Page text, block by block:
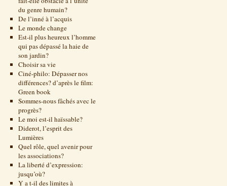
du genre humain?
De l’inné à l’acquis
Le monde change
Est-il plus heureux l’homme
qui pas dépassé la haie de
son jardin?
Choisir sa vie
Ciné-philo: Dépasser nos
différences? d’après le film:
Green book
Sommes-nous fâchés avec le
progrès?
Le moi est-il haïssable?
Diderot, l’esprit des
Lumières
Quel rôle, quel avenir pour
les associations?
La liberté d’expression:
jusqu’où?
Y a t-il des limites à